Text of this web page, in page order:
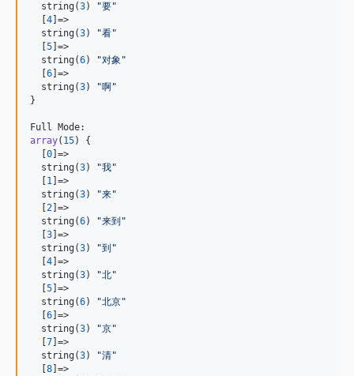
  string(
3) "要"
4 ]=>
  string(
3) "看"
5 ]=>
  string(
6) "对象 "
6 ]=>
  string(
3) "啊"
}
array( 15) {
0 ]=>
  string(
3) "我"
1 ]=>
  string(
3) "来"
2 ]=>
  string(
6) "来到 "
3 ]=>
  string(
3) "到 "
4 ]=>
  string(
3) "北"
5 ]=>
  string(
6) "北京"
6 ]=>
  string(
3) "京"
7 ]=>
  string(
3) "清"
8 ]=>